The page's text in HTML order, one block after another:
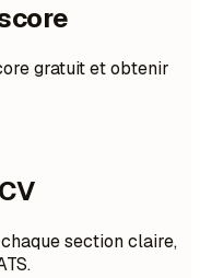
gratuit et obtenir
section claire,